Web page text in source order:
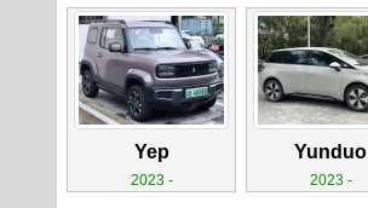
Yep
2023 -
Yunduo
2023 -